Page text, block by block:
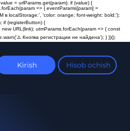
= urlParams.get(param); if (value) {
=> { eventParams[param] =
в localStorage:', 'color: orange; font-weight: bold;');
if (registerButton) {
URL(link); utmParams.forEach(param => { const
Кнопка регистрации не найдена'); } })();
Kirish Hisob ochish